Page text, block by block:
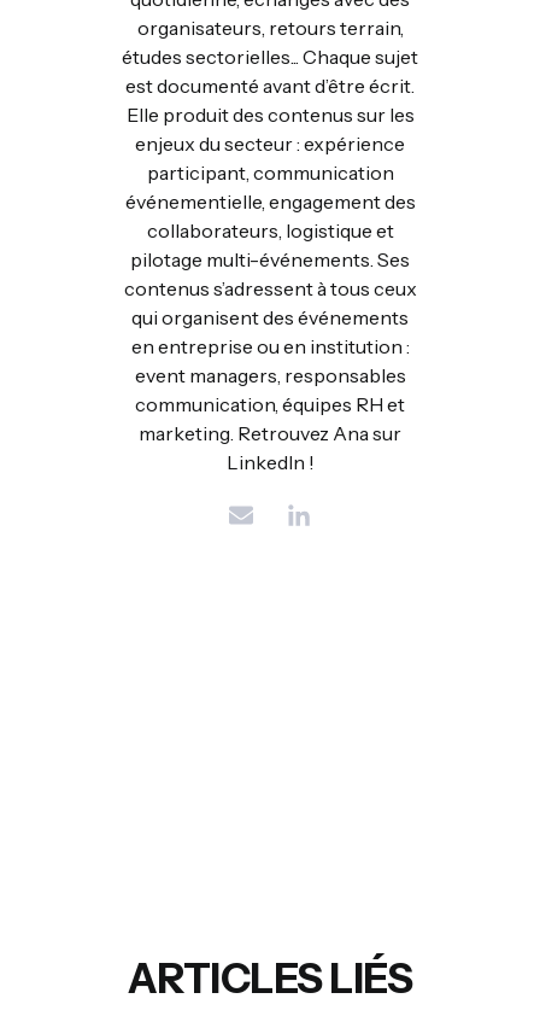
organisateurs, retours terrain,
études sectorielles... Chaque sujet
est documenté avant d’être écrit.
Elle produit des contenus sur les
enjeux du secteur : expérience
participant, communication
événementielle, engagement des
collaborateurs, logistique et
pilotage multi-événements. Ses
contenus s’adressent à tous ceux
qui organisent des événements
en entreprise ou en institution :
event managers, responsables
communication, équipes RH et
marketing. Retrouvez Ana sur
LinkedIn !
ARTICLES LIÉS